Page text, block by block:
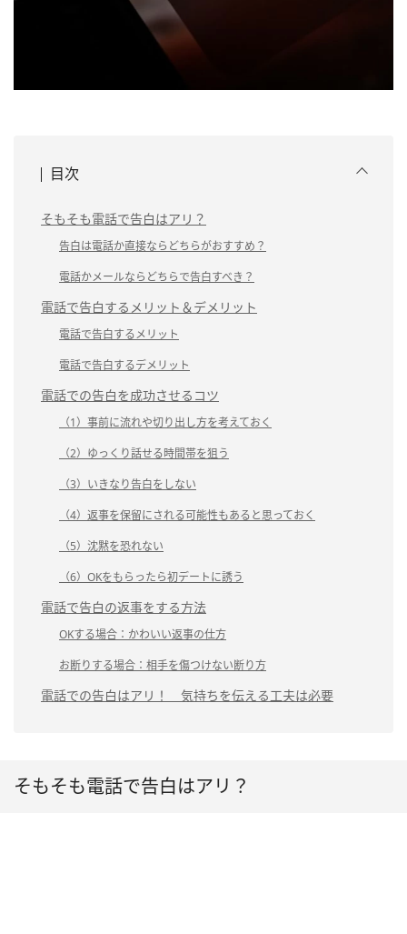
目次
そもそも電話で告白はアリ？
告白は電話か直接ならどちらがおすすめ？
電話かメールならどちらで告白すべき？
電話で告白するメリット＆デメリット
電話で告白するメリット
電話で告白するデメリット
電話での告白を成功させるコツ
（1）事前に流れや切り出し方を考えておく
（2）ゆっくり話せる時間帯を狙う
（3）いきなり告白をしない
（4）返事を保留にされる可能性もあると思っておく
（5）沈黙を恐れない
（6）OKをもらったら初デートに誘う
電話で告白の返事をする方法
OKする場合：かわいい返事の仕方
お断りする場合：相手を傷つけない断り方
電話での告白はアリ！ 気持ちを伝える工夫は必要
そもそも電話で告白はアリ？